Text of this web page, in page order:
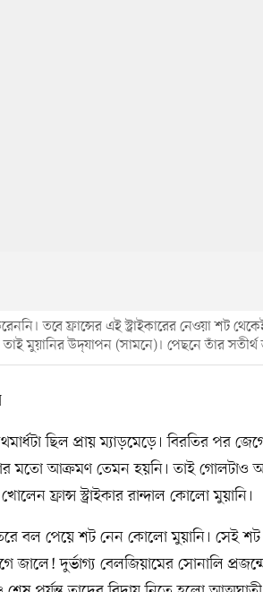
তবে ফ্রান্সের এই স্ট্রাইকারের নেওয়া শট
মুয়ানির উদ্‌যাপন (সামনে)। পেছনে তাঁর
ছিল প্রায় ম্যাড়মেড়ে। বিরতির পর
মতো আক্রমণ তেমন হয়নি। তাই গোলটাও
ফ্রান্স স্ট্রাইকার রান্দাল কোলো মুয়ানি।
বল পেয়ে শট নেন কোলো মুয়ানি। সেই শট
জালে! দুর্ভাগ্য বেলজিয়ামের সোনালি